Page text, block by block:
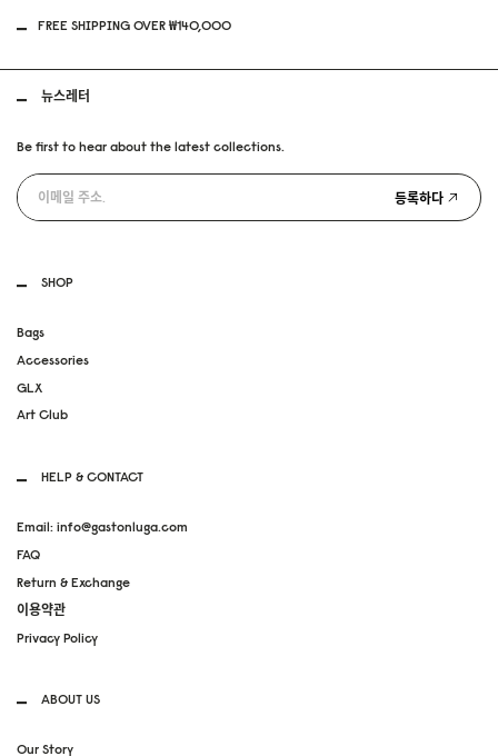
FREE SHIPPING OVER ₩140,000
SHOP
Bags
Accessories
GLX
Art Club
HELP & CONTACT
Email: info@gastonluga.com
FAQ
Return & Exchange
이용약관
Privacy Policy
ABOUT US
Our Story
뉴스레터
Be first to hear about the latest collections.
등록하다